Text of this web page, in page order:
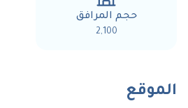
حجم المرافق
2,100
الموقع